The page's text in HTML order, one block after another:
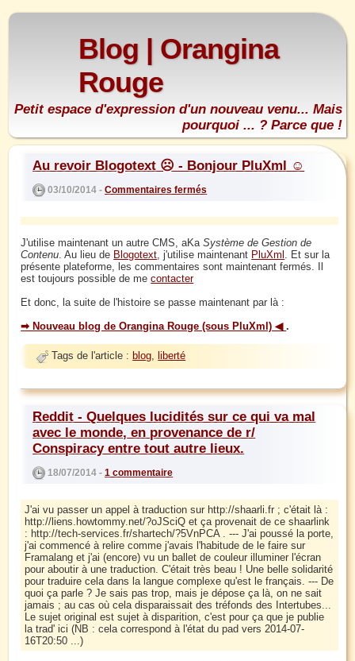
Blog | Orangina
Rouge
Petit espace d'expression d'un nouveau venu... Mais
pourquoi ... ? Parce que !
Au revoir Blogotext ☹ - Bonjour PluXml ☺
03/10/2014 -Commentaires fermés
J'utilise maintenant un autre CMS, aKaSystème de Gestion de
Contenu. Au lieu de Blogotext, j'utilise maintenant PluXml . Et sur la
présente plateforme, les commentaires sont maintenant fermés. Il
est toujours possible de mecontacter
Et donc, la suite de l'histoire se passe maintenant par là :
➡ Nouveau blog de Orangina Rouge (sous PluXml) ◀.
Tags de l'article : blog, liberté
Reddit - Quelques lucidités sur ce qui va mal
avec le monde, en provenance de r/
Conspiracy entre tout autre lieux.
18/07/2014 -1 commentaire
J'ai vu passer un appel à traduction sur http://shaarli.fr ; c'était là :
http://liens.howtommy.net/?oJSciQ et ça provenait de ce shaarlink
: http://tech-services.fr/shartech/?5VnPCA . --- J'ai poussé la porte,
j'ai commencé à relire comme j'avais l'habitude de le faire sur
Framalang et j'ai (encore) vu un ballet de couleur illuminer l'écran
pour aboutir à une traduction. C'était très beau ! Une belle solidarité
pour traduire cela dans la langue complexe qu'est le français. --- De
quoi ça parle ? Je sais pas trop, mais je dépose ça là, on ne sait
jamais ; au cas où cela disparaissait des tréfonds des Intertubes...
Le sujet original est sujet à disparition, c'est pour ça que je publie
la trad' ici (NB : cela correspond à l'état du pad vers 2014-07-
16T20:50 ...)